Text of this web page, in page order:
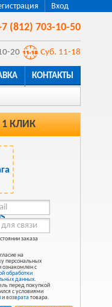
Вход
(812) 703-10-50
20 Суб. 11-18
КОНТАКТЫ
КЛИК
заказа
на
персональных
ознакомлен с
обработки
данных.
перед покупкой
с условиями
ивозврататовара.